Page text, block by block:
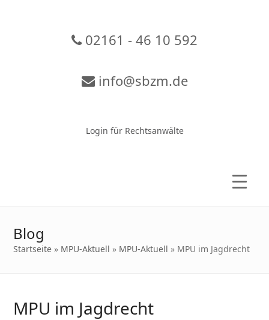
02161 - 46 10 592
info@sbzm.de
Login für Rechtsanwälte
Blog
Startseite » MPU-Aktuell » MPU-Aktuell » MPU im Jagdrecht
MPU im Jagdrecht